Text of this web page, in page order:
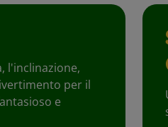
l'inclinazione,
per il
e